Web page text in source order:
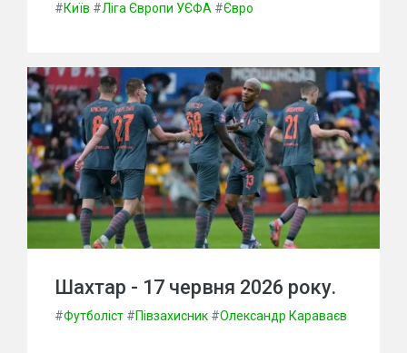
#Київ #Ліга Європи УЄФА #Євро
Шахтар - 17 червня 2026 року.
#Футболіст #Півзахисник #Олександр Караваєв